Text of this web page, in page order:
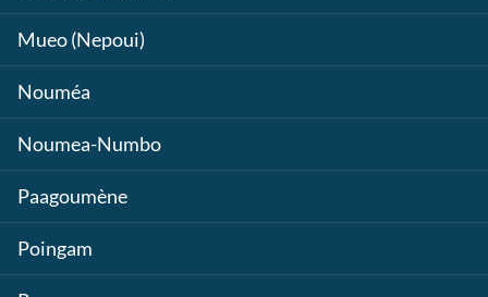
Mueo (Nepoui)
Nouméa
Noumea-Numbo
Paagoumène
Poingam